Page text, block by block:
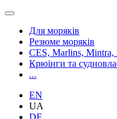
Для моряків
Резюме моряків
CES, Marlins,
Крюінги та
...
EN
UA
DE